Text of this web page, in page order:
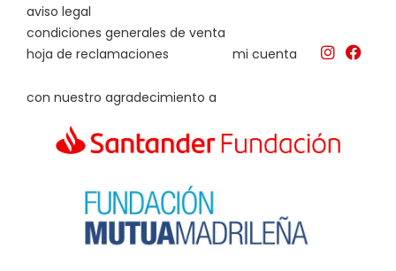
con nuestro agradecimiento a
aviso legal
condiciones generales de venta
hoja de reclamaciones
mi cuenta